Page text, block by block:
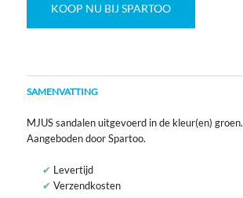
KOOP NU BIJ SPARTOO
SAMENVATTING
MJUS sandalen uitgevoerd in de kleur(en) groen.
Aangeboden door Spartoo.
Levertijd
Verzendkosten